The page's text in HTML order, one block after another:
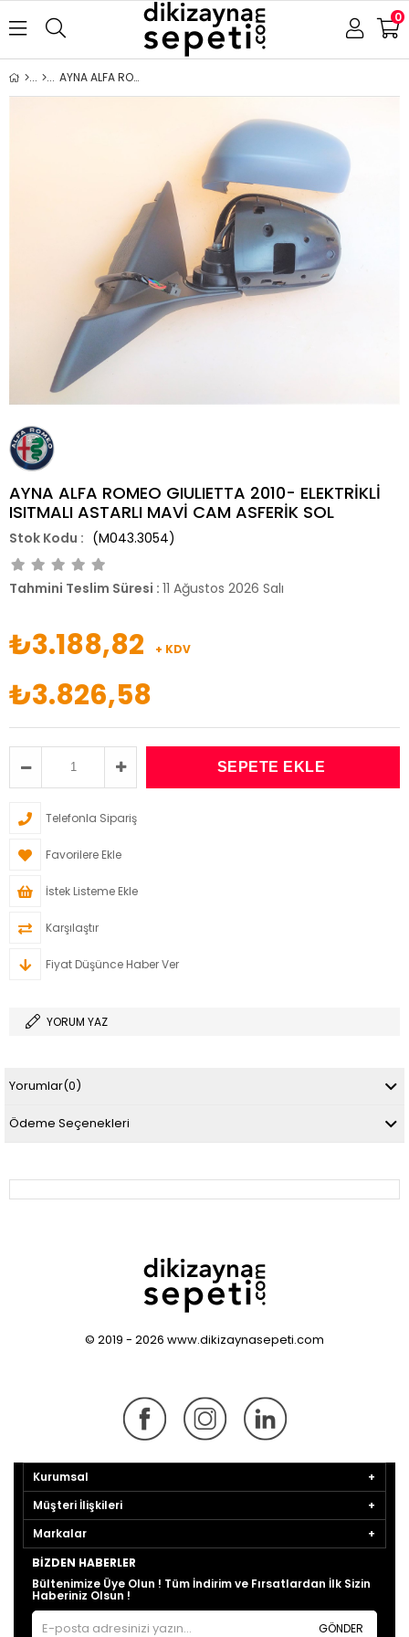
0
AYNA ALFA ROMEO GIULIETTA 2010- ELEKTRİKLİ ISITMALI ASTARLI MAVİ CAM ASFERİK SOL
AYNA ALFA ROMEO GIULIETTA 2010- ELEKTRİKLİ
ISITMALI ASTARLI MAVİ CAM ASFERİK SOL
(M043.3054)
Tahmini Teslim Süresi : 11 Ağustos 2026 Salı
₺3.188,82 + KDV
₺3.826,58
Telefonla Sipariş
Favorilere Ekle
İstek Listeme Ekle
Karşılaştır
Fiyat Düşünce Haber Ver
YORUM YAZ
Yorumlar(0)
Ödeme Seçenekleri
© 2019 - 2026 www.dikizaynasepeti.com
Kurumsal
Müşteri İlişkileri
Markalar
BIZDEN HABERLER
Bültenimize Üye Olun ! Tüm İndirim ve Fırsatlardan İlk Sizin
Haberiniz Olsun !
GÖNDER